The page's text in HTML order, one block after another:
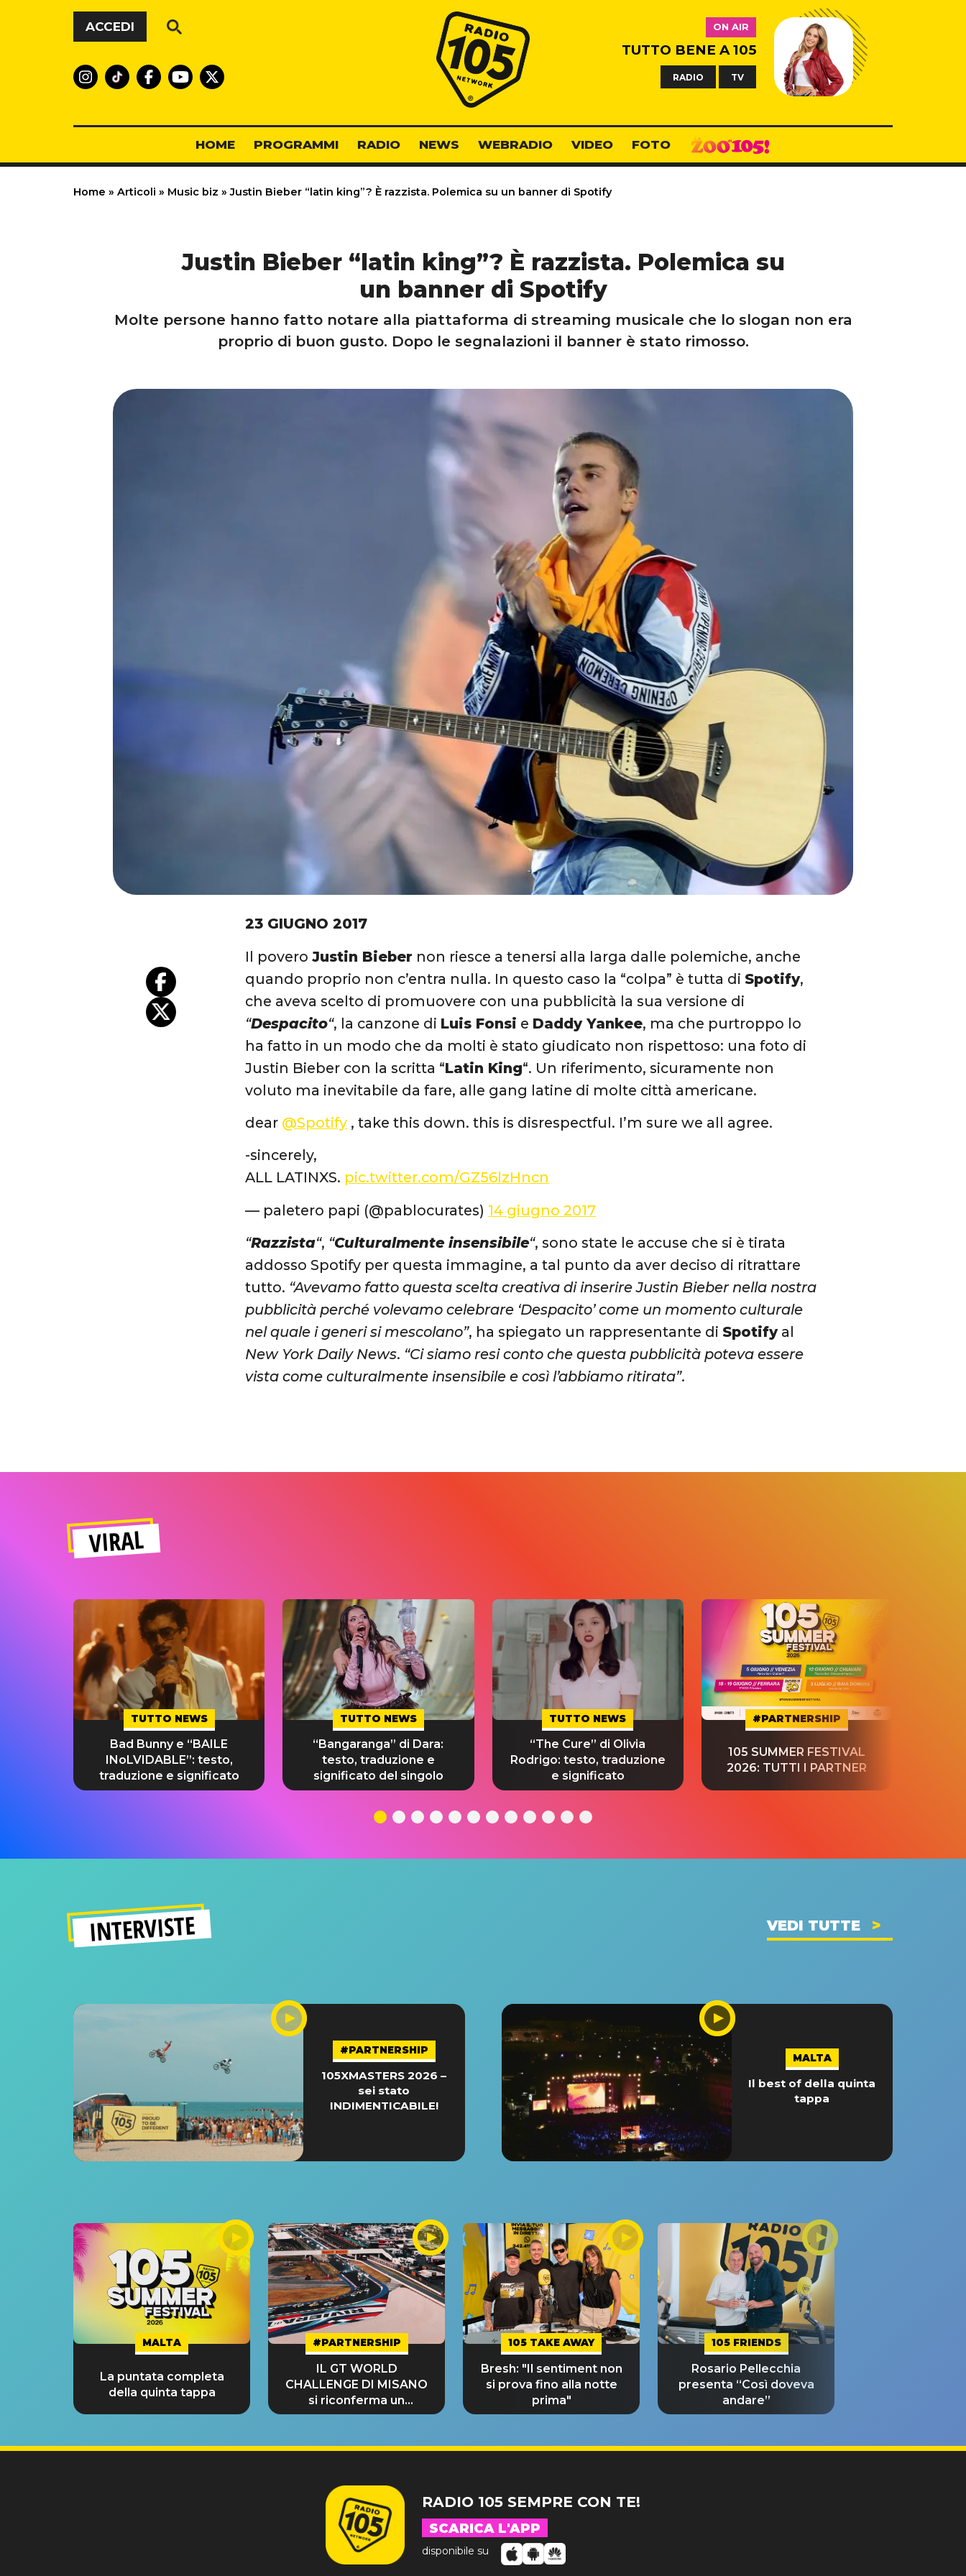
Vai al contenuto
ACCEDI
Radio 105
ON AIR
TUTTO BENE A 105
RADIO TV
HOME PROGRAMMI RADIO NEWS WEBRADIO VIDEO FOTO
Home » Articoli » Music biz » Justin Bieber “latin king”? È razzista. Polemica su un banner di Spotify
Justin Bieber “latin king”? È razzista. Polemica su
un banner di Spotify
Molte persone hanno fatto notare alla piattaforma di streaming musicale che lo slogan non era
proprio di buon gusto. Dopo le segnalazioni il banner è stato rimosso.
23 GIUGNO 2017
Il poveroJustin Bieber non riesce a tenersi alla larga dalle polemiche, anche
quando proprio non c’entra nulla. In questo caso la “colpa” è tutta di Spotify,
che aveva scelto di promuovere con una pubblicità la sua versione di
“Despacito“, la canzone di Luis Fonsi e Daddy Yankee, ma che purtroppo lo
ha fatto in un modo che da molti è stato giudicato non rispettoso: una foto di
Justin Bieber con la scritta “Latin King“. Un riferimento, sicuramente non
voluto ma inevitabile da fare, alle gang latine di molte città americane.
dear @Spotify , take this down. this is disrespectful. I’m sure we all agree.
-sincerely,
ALL LATINXS. pic.twitter.com/GZ56lzHncn
— paletero papi (@pablocurates) 14 giugno 2017
“Razzista“, “Culturalmente insensibile“, sono state le accuse che si è tirata
addosso Spotify per questa immagine, a tal punto da aver deciso di ritrattare
tutto. “Avevamo fatto questa scelta creativa di inserire Justin Bieber nella nostra
pubblicità perché volevamo celebrare ‘Despacito’ come un momento culturale
nel quale i generi si mescolano”, ha spiegato un rappresentante di Spotifyal
New York Daily News. “Ci siamo resi conto che questa pubblicità poteva essere
vista come culturalmente insensibile e così l’abbiamo ritirata”.
VIRAL
TUTTO NEWS
Bad Bunny e “BAILE
INoLVIDABLE”: testo,
traduzione e significato
TUTTO NEWS
“Bangaranga” di Dara:
testo, traduzione e
significato del singolo
TUTTO NEWS
“The Cure” di Olivia
Rodrigo: testo, traduzione
e significato
#PARTNERSHIP
105 SUMMER FESTIVAL
2026: TUTTI I PARTNER
INTERVISTE VEDI TUTTE
#PARTNERSHIP
105XMASTERS 2026 –
sei stato
INDIMENTICABILE!
MALTA
Il best of della quinta
tappa
MALTA
La puntata completa
della quinta tappa
#PARTNERSHIP
IL GT WORLD
CHALLENGE DI MISANO
si riconferma un
GRANDE SUCCESSO!
105 TAKE AWAY
Bresh: "Il sentiment non
si prova fino alla notte
prima"
105 FRIENDS
Rosario Pellecchia
presenta “Così doveva
andare”
RADIO 105 SEMPRE CON TE!
SCARICA L'APP
disponibile su